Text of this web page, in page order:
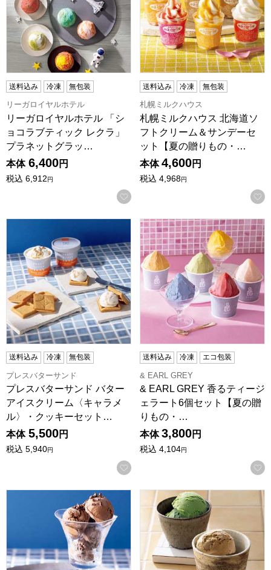
送料込み 冷凍 無包装
リーガロイヤルホテル
リーガロイヤルホテル 「シ
ョコラブティック レクラ」
プラネットグラッ…
本体 6,400円
税込 6,912円
お気に入りに登録する
送料込み 冷凍 無包装
札幌ミルクハウス
札幌ミルクハウス 北海道ソ
フトクリーム＆サンデーセ
ット【夏の贈りもの・…
本体 4,600円
税込 4,968円
プレスバターサンド バターアイスクリーム〈キャラメル〉
送料込み 冷凍 無包装
プレスバターサンド
プレスバターサンド バター
アイスクリーム〈キャラメ
ル〉・クッキーセット…
本体 5,500円
税込 5,940円
お気に入りに登録する
& EARL GREY 香るティージ
送料込み 冷凍 エコ包装
& EARL GREY
& EARL GREY 香るティージ
ェラート6個セット【夏の贈
りもの・…
本体 3,800円
税込 4,104円
dari K ザクザク食感のカカオニブチョコレートアイス8個セ
宇治和束園 ジェラート香り